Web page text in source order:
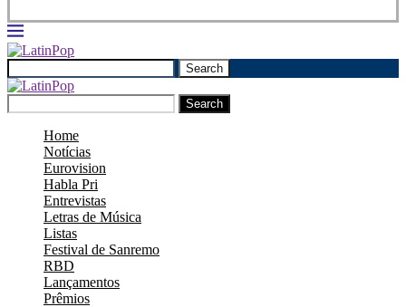
Search
Search
Home
Notícias
Eurovision
Habla Pri
Entrevistas
Letras de Música
Listas
Festival de Sanremo
RBD
Lançamentos
Prêmios